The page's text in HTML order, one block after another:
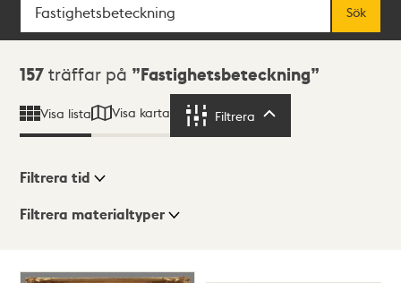
Sök
Sökresultat
157 träffar på Fastighetsbeteckning
Visa lista Visa karta Filtrera
Visningsläge
Filtrera tid
Filtrera materialtyper